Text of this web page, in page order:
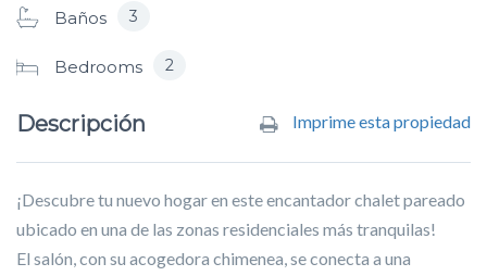
Baños 3
Bedrooms 2
Descripción Imprime esta propiedad
¡Descubre tu nuevo hogar en este encantador chalet pareado
ubicado en una de las zonas residenciales más tranquilas!
El salón, con su acogedora chimenea, se conecta a una